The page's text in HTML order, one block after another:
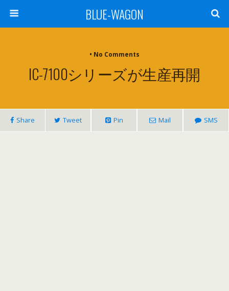
BLUE-WAGON
• No Comments
IC-7100シリーズが生産再開
Share Tweet Pin Mail SMS